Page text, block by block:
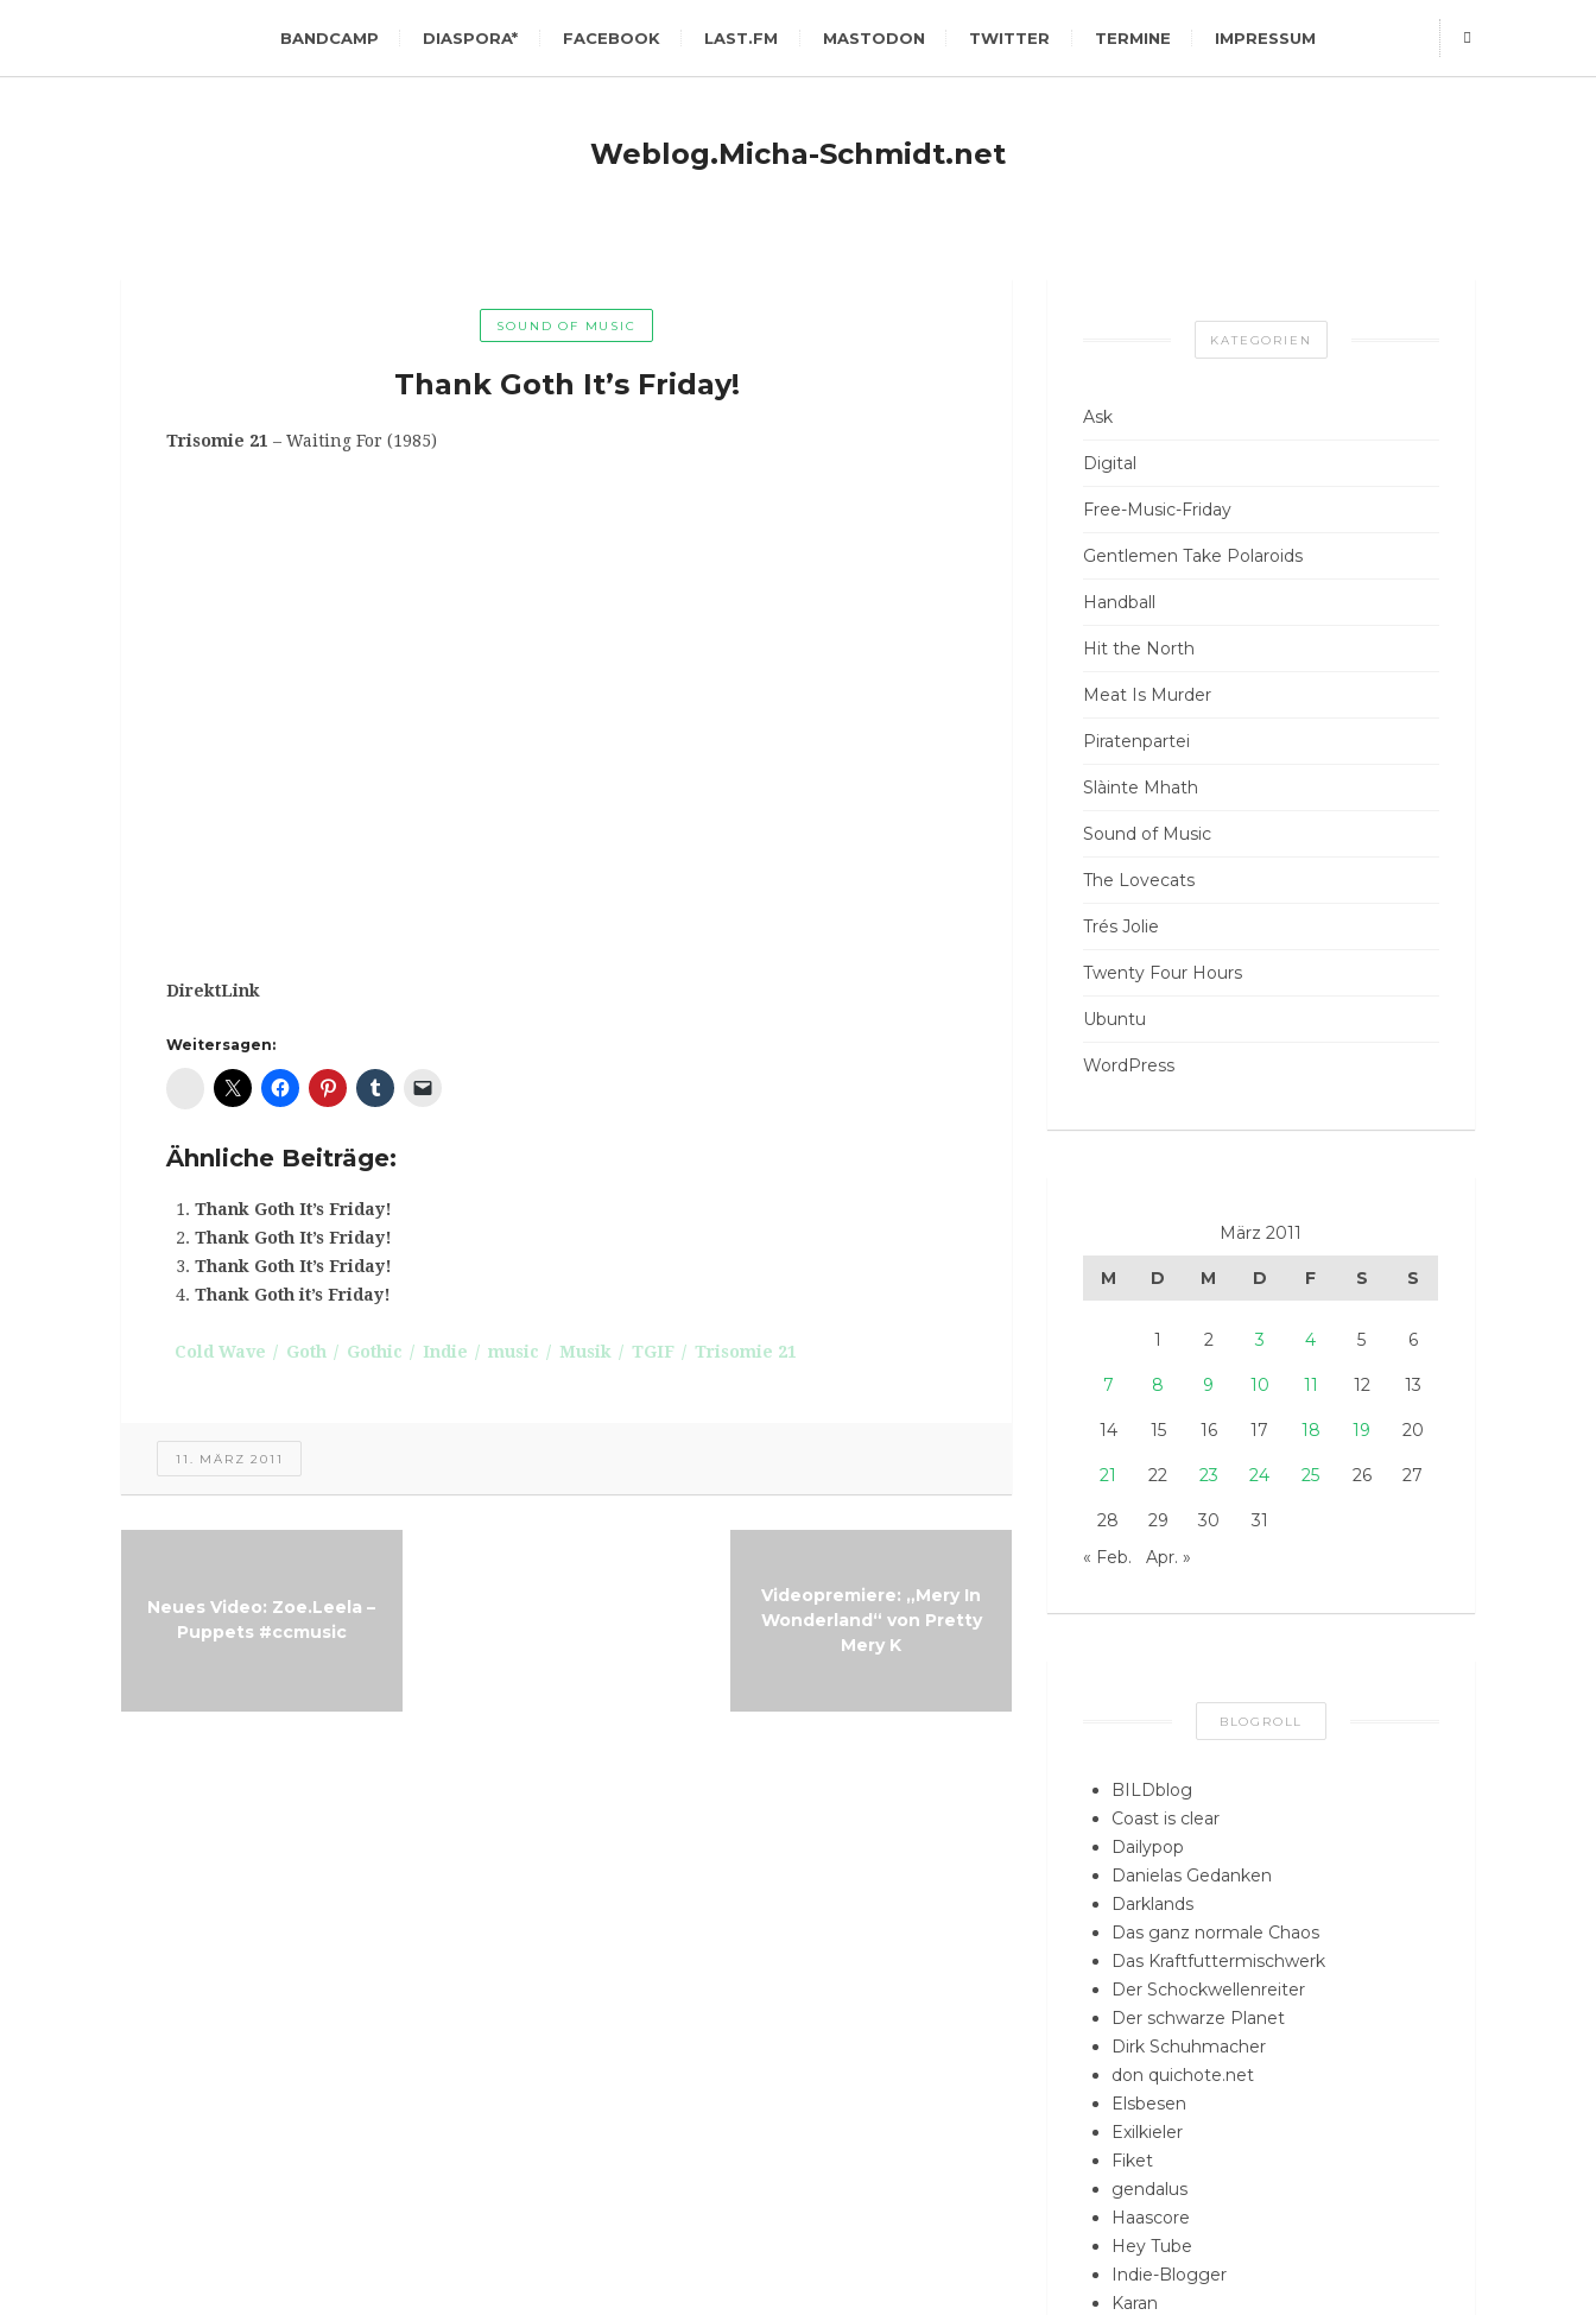
BANDCAMP DIASPORA* FACEBOOK LAST.FM MASTODON TWITTER TERMINE IMPRESSUM
Weblog.Micha-Schmidt.net
SOUND OF MUSIC
Thank Goth It’s Friday!
Trisomie 21 – Waiting For (1985)
DirektLink
Weitersagen:
Diaspora*
Ähnliche Beiträge:
Thank Goth It’s Friday!
Thank Goth It’s Friday!
Thank Goth It’s Friday!
Thank Goth it’s Friday!
Cold Wave Goth Gothic Indie music Musik TGIF Trisomie 21
11. MÄRZ 2011
Neues Video: Zoe.Leela –
Puppets #ccmusic
Videopremiere: „Mery In
Wonderland“ von Pretty
Mery K
KATEGORIEN
Ask
Digital
Free-Music-Friday
Gentlemen Take Polaroids
Handball
Hit the North
Meat Is Murder
Piratenpartei
Slàinte Mhath
Sound of Music
The Lovecats
Trés Jolie
Twenty Four Hours
Ubuntu
WordPress
März 2011
M D M D F S S
1 2 3 4 5 6
7 8 9 10 11 12 13
14 15 16 17 18 19 20
21 22 23 24 25 26 27
28 29 30
31
« Feb.
Apr. »
BLOGROLL
BILDblog
Coast is clear
Dailypop
Danielas Gedanken
Darklands
Das ganz normale Chaos
Das Kraftfuttermischwerk
Der Schockwellenreiter
Der schwarze Planet
Dirk Schuhmacher
don quichote.net
Elsbesen
Exilkieler
Fiket
gendalus
Haascore
Hey Tube
Indie-Blogger
Karan